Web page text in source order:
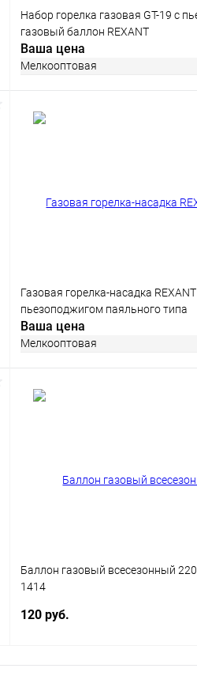
Набор горелка газовая GT-19 с
газовый баллон REXANT
Ваша цена
Мелкооптовая
Газовая горелка-насадка REXANT
пьезоподжигом паяльного типа
Ваша цена
Мелкооптовая
Баллон газовый всесезонный
1414
120 руб.